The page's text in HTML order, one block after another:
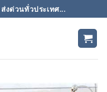
งด่วนทั่วประเทศ...